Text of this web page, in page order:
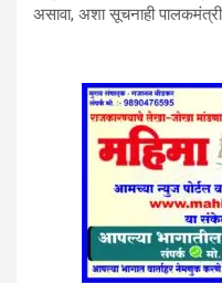
असावा, अशा सूचनाही